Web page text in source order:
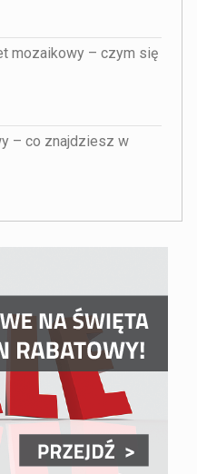
mozaikowy – czym się
– co znajdziesz w